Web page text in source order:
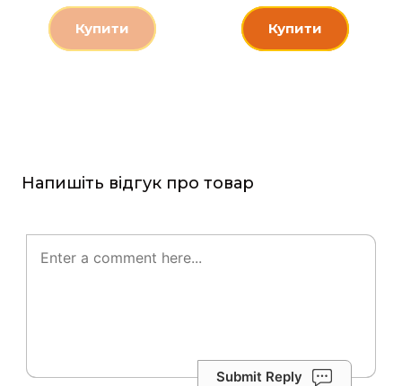
Купити Купити
Напишіть відгук про товар
Submit Reply